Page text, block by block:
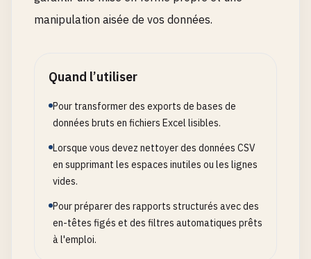
manipulation aisée de vos données.
Quand l’utiliser
Pour transformer des exports de bases de
données bruts en fichiers Excel lisibles.
Lorsque vous devez nettoyer des données CSV
en supprimant les espaces inutiles ou les lignes
vides.
Pour préparer des rapports structurés avec des
en-têtes figés et des filtres automatiques prêts
à l'emploi.